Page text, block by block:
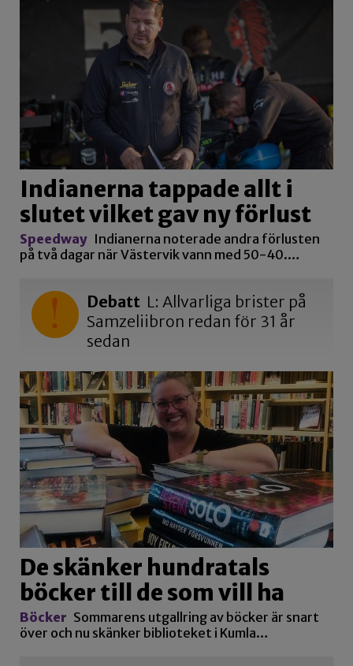
Indianerna tappade allt i
slutet vilket gav ny förlust
Speedway Indianerna noterade andra förlusten
på två dagar när Västervik vann med 50-40.…
Debatt L: Allvarliga brister på
Samzeliibron redan för 31 år
sedan
De skänker hundratals
böcker till de som vill ha
Böcker Sommarens utgallring av böcker är snart
över och nu skänker biblioteket i Kumla…